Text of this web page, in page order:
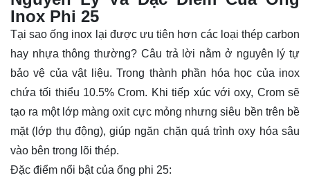
Inox Phi 25
Tại sao ống inox lại được ưu tiên hơn các loại thép carbon
hay nhựa thông thường? Câu trả lời nằm ở nguyên lý tự
bảo vệ của vật liệu. Trong thành phần hóa học của inox
chứa tối thiểu 10.5% Crom. Khi tiếp xúc với oxy, Crom sẽ
tạo ra một lớp màng oxit cực mỏng nhưng siêu bền trên bề
mặt (lớp thụ động), giúp ngăn chặn quá trình oxy hóa sâu
vào bên trong lõi thép.
Đặc điểm nổi bật của ống phi 25: